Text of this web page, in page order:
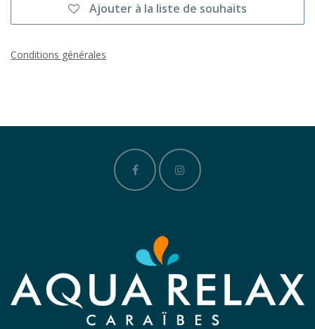
Ajouter à la liste de souhaits
Conditions générales